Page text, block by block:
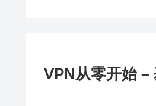
VPN从零开始 –